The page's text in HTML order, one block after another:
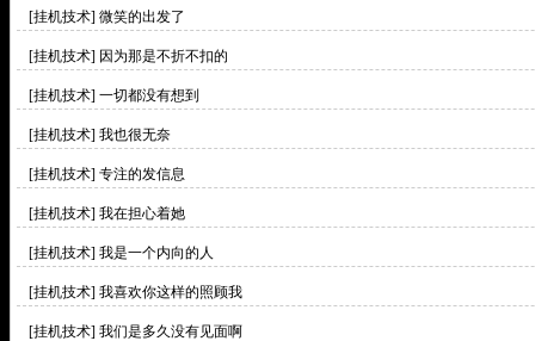
[挂机技术] 微笑的出发了
[挂机技术] 因为那是不折不扣的
[挂机技术] 一切都没有想到
[挂机技术] 我也很无奈
[挂机技术] 专注的发信息
[挂机技术] 我在担心着她
[挂机技术] 我是一个内向的人
[挂机技术] 我喜欢你这样的照顾我
[挂机技术] 我们是多久没有见面啊